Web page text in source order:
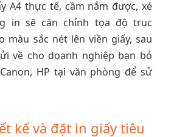
A4 thực tế, cầm nắm được, xé
in sẽ căn chỉnh tọa độ trục
màu sắc nét lên viền giấy, sau
về cho doanh nghiệp bạn bỏ
HP tại văn phòng để sử
kế và đặt in giấy tiêu